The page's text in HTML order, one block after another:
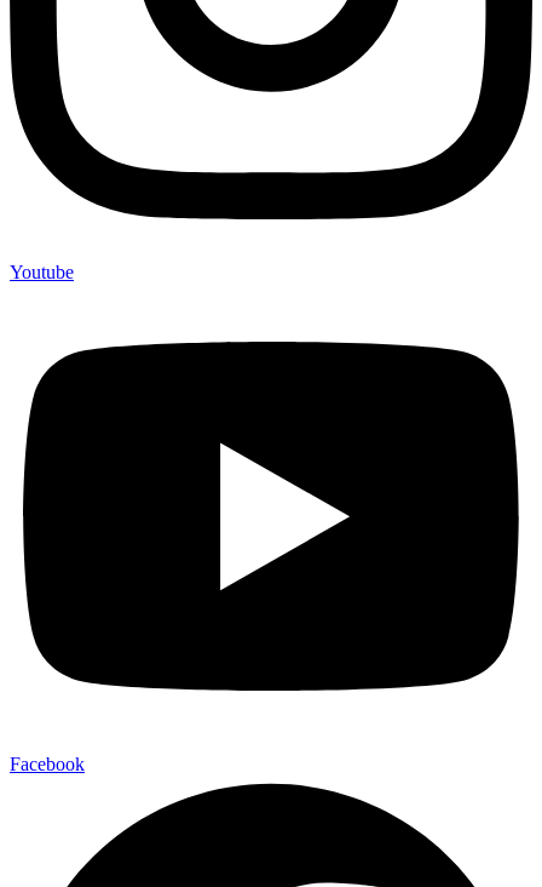
Youtube
Facebook